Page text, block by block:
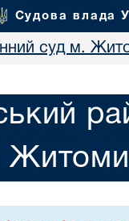
Судова влада
суд м.